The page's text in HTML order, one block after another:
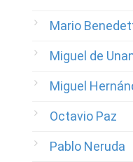
Mario
Miguel de
Miguel
Octavio Paz
Pablo Neruda